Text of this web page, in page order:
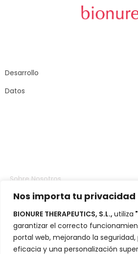
Nos importa tu privacidad
BIONURE THERAPEUTICS, S.L., utiliza
garantizar el correcto
portal web, mejorando la
eficacia y una personalización
Desarrollo
Datos
Sobre Nosotros
Inversores
Portafolio
Blog
Contacto